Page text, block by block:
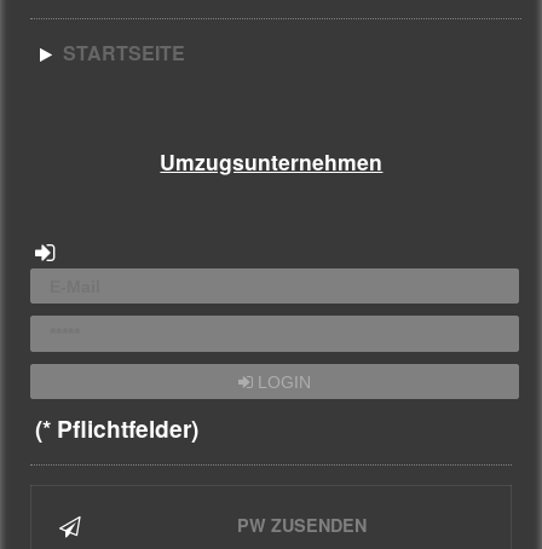
STARTSEITE
Umzugsunternehmen
LOGIN
(* Pflichtfelder)
PW ZUSENDEN